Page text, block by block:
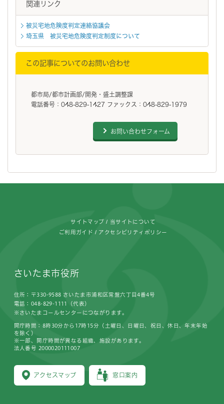
関連リンク
被災宅地危険度判定連絡協議会
埼玉県 被災宅地危険度判定制度について
この記事についてのお問い合わせ
都市局/都市計画部/開発・盛土調整課
電話番号：048-829-1427 ファックス：048-829-1979
お問い合わせフォーム
サイトマップ 当サイトについて
ご利用ガイド アクセシビリティポリシー
さいたま市役所
住所：〒330-9588 さいたま市浦和区常盤六丁目4番4号
電話：048-829-1111（代表）
※さいたまコールセンターにつながります。
アクセスマップ 窓口案内
開庁時間：8時30分から17時15分（土曜日、日曜日、祝日、休日、年末年始
を除く）
※一部、開庁時間が異なる組織、施設があります。
法人番号 2000020111007